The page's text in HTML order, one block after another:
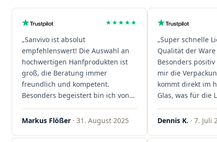
★★★★★
„Sanvivo ist absolut
empfehlenswert! Die Auswahl an
hochwertigen Hanfprodukten ist
groß, die Beratung immer
freundlich und kompetent.
Besonders begeistert bin ich von
der schnellen Rezeptannahme –
alles läuft unkompliziert und
sind extrem zügig, was mir jedes
Markus Flößer · 31. August 2025
„Super schnelle
Qualität der
Besonders
mir die
kommt direkt im
Glas, was für die
ist. Ich bestelle
wieder!"
Dennis K. · 7. Juli